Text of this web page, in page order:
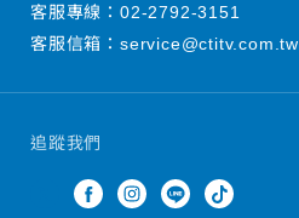
追蹤我們
客服專線： 02-2792-3151
客服信箱： service@ctitv.com.tw